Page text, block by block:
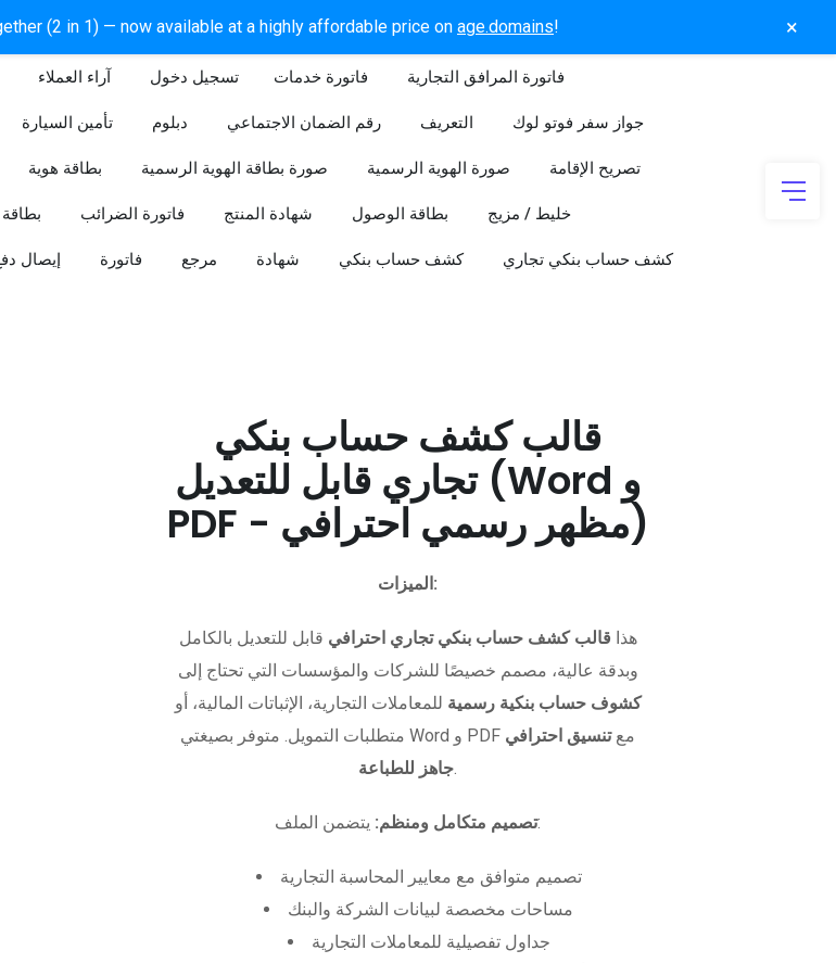
(2 in 1) — now available at a highly affordable price on age.domains! ×
آراء العملاء تسجيل دخول​ فاتورة خدمات فاتورة المرافق التجارية
تأمين السيارة دبلوم رقم الضمان الاجتماعي التعريف جواز سفر فوتو لوك
بطاقة هوية صورة بطاقة الهوية الرسمية صورة الهوية الرسمية تصريح الإقامة
فاتورة الضرائب شهادة المنتج بطاقة الوصول خليط / مزيج
إيصال فاتورة مرجع شهادة كشف حساب بنكي كشف حساب بنكي تجاري
قالب كشف حساب بنكي
تجاري قابل للتعديل (Word و
PDF - مظهر رسمي احترافي)
الميزات:
هذا قالب كشف حساب بنكي تجاري احترافي قابل للتعديل بالكامل
وبدقة عالية، مصمم خصيصًا للشركات والمؤسسات التي تحتاج إلى
كشوف حساب بنكية رسمية للمعاملات التجارية، الإثباتات المالية، أو
متطلبات التمويل. متوفر بصيغتي Word و PDF معتنسيق احترافي
جاهز للطباعة.
تصميم متكامل ومنظم:يتضمن الملف:
تصميم متوافق مع معايير المحاسبة التجارية
مساحات مخصصة لبيانات الشركة والبنك
جداول تفصيلية للمعاملات التجارية